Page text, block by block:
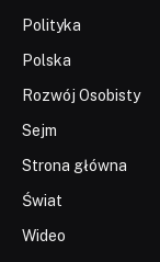
Polityka
Polska
Rozwój Osobisty
Sejm
Strona główna
Świat
Wideo